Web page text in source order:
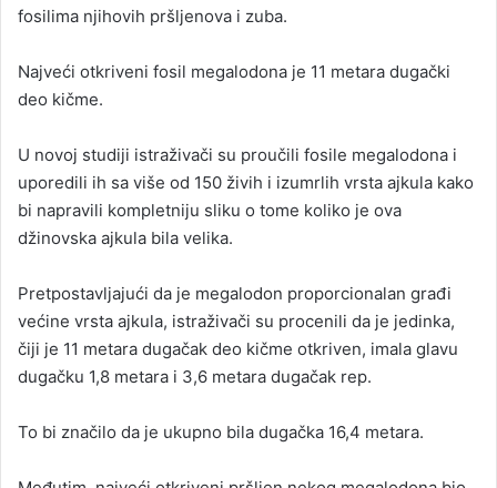
fosilima njihovih pršljenova i zuba.
Najveći otkriveni fosil megalodona je 11 metara dugački
deo kičme.
U novoj studiji istraživači su proučili fosile megalodona i
uporedili ih sa više od 150 živih i izumrlih vrsta ajkula kako
bi napravili kompletniju sliku o tome koliko je ova
džinovska ajkula bila velika.
Pretpostavljajući da je megalodon proporcionalan građi
većine vrsta ajkula, istraživači su procenili da je jedinka,
čiji je 11 metara dugačak deo kičme otkriven, imala glavu
dugačku 1,8 metara i 3,6 metara dugačak rep.
To bi značilo da je ukupno bila dugačka 16,4 metara.